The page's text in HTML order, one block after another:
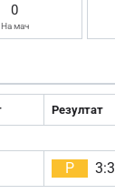
0
На мач
Резултат
Р 3:3